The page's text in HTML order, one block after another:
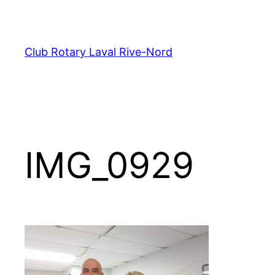
contenu
Club Rotary Laval Rive-Nord
IMG_0929